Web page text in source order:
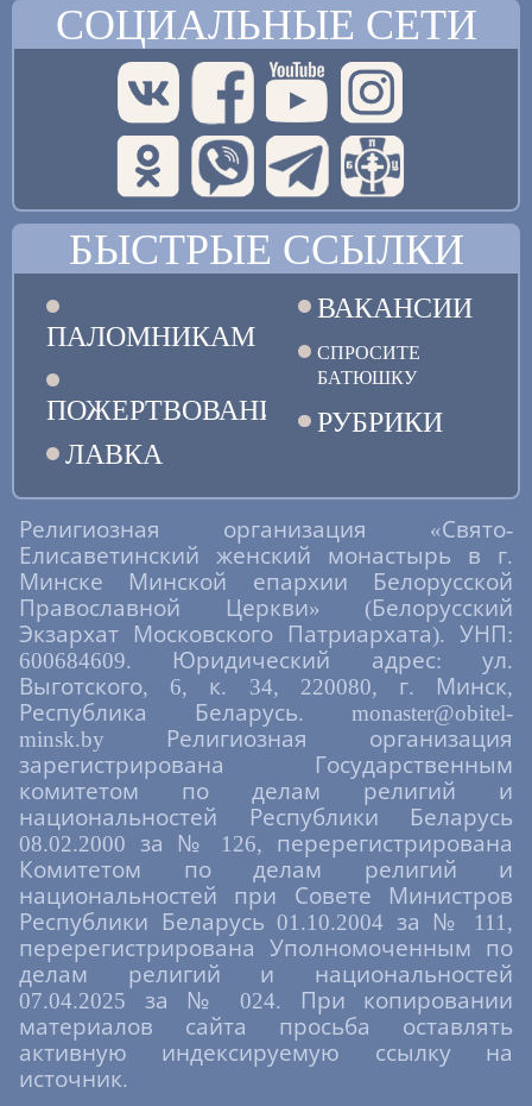
СОЦИАЛЬНЫЕ СЕТИ
БЫСТРЫЕ ССЫЛКИ
ПАЛОМНИКАМ
ПОЖЕРТВОВАНИЯ
ЛАВКА
ВАКАНСИИ
СПРОСИТЕ
БАТЮШКУ
РУБРИКИ
Религиозная организация «Свято-
Елисаветинский женский монастырь в г.
Минске Минской епархии Белорусской
Православной Церкви» (Белорусский
Экзархат Московского Патриархата). УНП:
600684609. Юридический адрес: ул.
Выготского, 6, к. 34, 220080, г. Минск,
Республика Беларусь. monaster@obitel-
minsk.by Религиозная организация
зарегистрирована Государственным
комитетом по делам религий и
национальностей Республики Беларусь
08.02.2000 за № 126, перерегистрирована
Комитетом по делам религий и
национальностей при Совете Министров
Республики Беларусь 01.10.2004 за № 111,
перерегистрирована Уполномоченным по
делам религий и национальностей
07.04.2025 за № 024. При копировании
материалов сайта просьба оставлять
активную индексируемую ссылку на
источник.